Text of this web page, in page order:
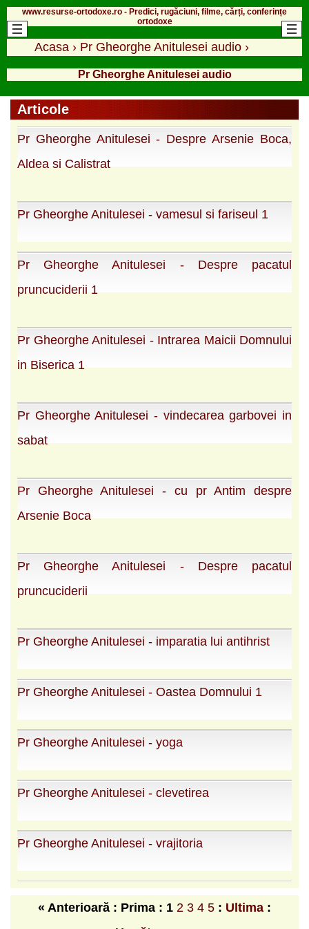
www.resurse-ortodoxe.ro - Predici, rugăciuni, filme, cărți, conferințe
ortodoxe
Acasa › Pr Gheorghe Anitulesei audio ›
Pr Gheorghe Anitulesei audio
Articole
Pr Gheorghe Anitulesei - Despre Arsenie Boca,
Aldea si Calistrat
Pr Gheorghe Anitulesei - vamesul si fariseul 1
Pr Gheorghe Anitulesei - Despre pacatul
pruncuciderii 1
Pr Gheorghe Anitulesei - Intrarea Maicii Domnului
in Biserica 1
Pr Gheorghe Anitulesei - vindecarea garbovei in
sabat
Pr Gheorghe Anitulesei - cu pr Antim despre
Arsenie Boca
Pr Gheorghe Anitulesei - Despre pacatul
pruncuciderii
Pr Gheorghe Anitulesei - imparatia lui antihrist
Pr Gheorghe Anitulesei - Oastea Domnului 1
Pr Gheorghe Anitulesei - yoga
Pr Gheorghe Anitulesei - clevetirea
Pr Gheorghe Anitulesei - vrajitoria
« Anterioară : Prima : 1 2 3 4 5 : Ultima :